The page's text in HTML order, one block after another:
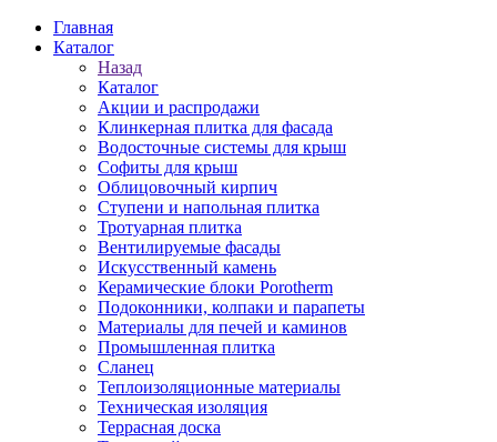
Главная
Каталог
Назад
Каталог
Акции и распродажи
Клинкерная плитка для фасада
Водосточные системы для крыш
Софиты для крыш
Облицовочный кирпич
Ступени и напольная плитка
Тротуарная плитка
Вентилируемые фасады
Искусственный камень
Керамические блоки Porotherm
Подоконники, колпаки и парапеты
Материалы для печей и каминов
Промышленная плитка
Сланец
Теплоизоляционные материалы
Техническая изоляция
Террасная доска